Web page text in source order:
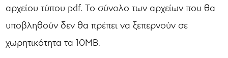
αρχείου τύπου pdf. Το σύνολο των αρχείων που θα
υποβληθούν δεν θα πρέπει να ξεπερνούν σε
χωρητικότητα τα 10ΜΒ.